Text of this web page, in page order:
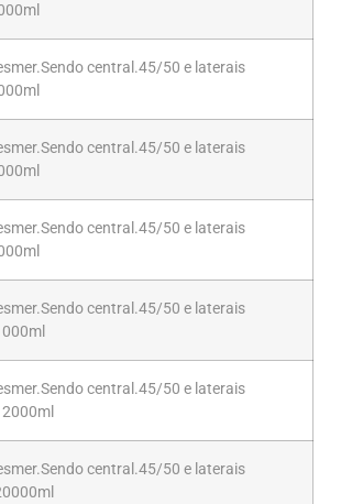
central.45/50 e laterais
central.45/50 e laterais
central.45/50 e laterais
central.45/50 e laterais
central.45/50 e laterais
central.45/50 e laterais